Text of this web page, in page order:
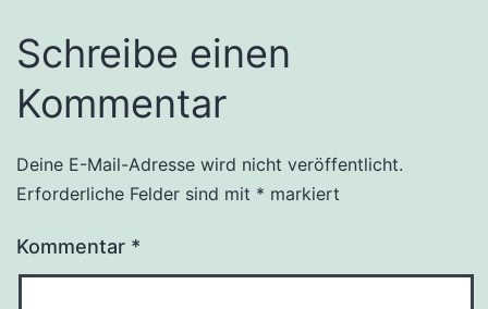
Schreibe einen
Kommentar
Deine E-Mail-Adresse wird nicht veröffentlicht.
Erforderliche Felder sind mit * markiert
Kommentar *